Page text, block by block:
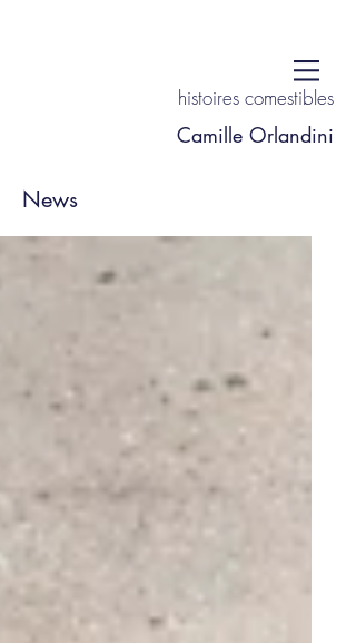
histoires comestibles
Camille Orlandini
News